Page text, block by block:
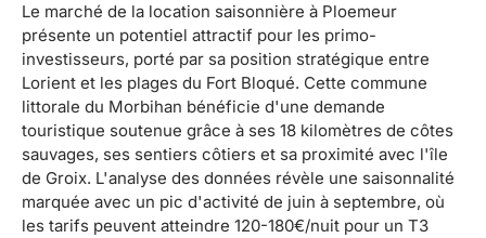
Le marché de la location saisonnière à Ploemeur
présente un potentiel attractif pour les primo-
investisseurs, porté par sa position stratégique entre
Lorient et les plages du Fort Bloqué. Cette commune
littorale du Morbihan bénéficie d'une demande
touristique soutenue grâce à ses 18 kilomètres de côtes
sauvages, ses sentiers côtiers et sa proximité avec l'île
de Groix. L'analyse des données révèle une saisonnalité
marquée avec un pic d'activité de juin à septembre, où
les tarifs peuvent atteindre 120-180€/nuit pour un T3